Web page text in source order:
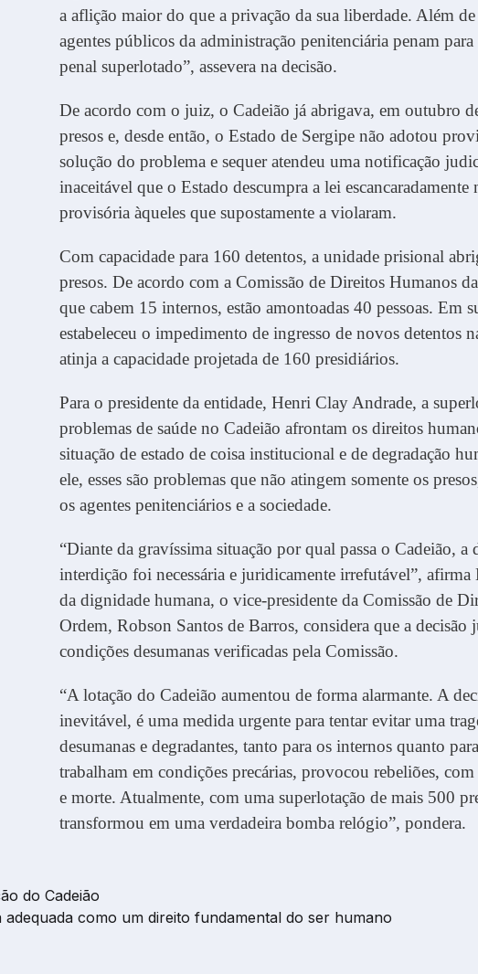
a aflição maior do que a privação da sua liberdade. Além
agentes públicos da administração penitenciária penam
penal superlotado”, assevera na decisão.
De acordo com o juiz, o Cadeião já abrigava, em outubro
presos e, desde então, o Estado de Sergipe não adotou
solução do problema e sequer atendeu uma notificação
inaceitável que o Estado descumpra a lei
provisória àqueles que supostamente a violaram.
Com capacidade para 160 detentos, a unidade prisional
presos. De acordo com a Comissão de Direitos Humanos
que cabem 15 internos, estão amontoadas 40 pessoas. Em
estabeleceu o impedimento de ingresso de novos detentos
atinja a capacidade projetada de 160 presidiários.
Para o presidente da entidade, Henri Clay Andrade, a
problemas de saúde no Cadeião afrontam os direitos
situação de estado de coisa institucional e de degradação
ele, esses são problemas que não atingem somente os
os agentes penitenciários e a sociedade.
“Diante da gravíssima situação por qual passa o Cadeião, a
interdição foi necessária e juridicamente irrefutável”,
da dignidade humana, o vice-presidente da Comissão de
Ordem, Robson Santos de Barros, considera que a decisão
condições desumanas verificadas pela Comissão.
“A lotação do Cadeião aumentou de forma alarmante. A
inevitável, é uma medida urgente para tentar evitar uma
desumanas e degradantes, tanto para os internos quanto
trabalham em condições precárias, provocou rebeliões,
e morte. Atualmente, com uma superlotação de mais 500
transformou em uma verdadeira bomba relógio”, pondera.
do Cadeião
adequada como um direito fundamental do ser humano